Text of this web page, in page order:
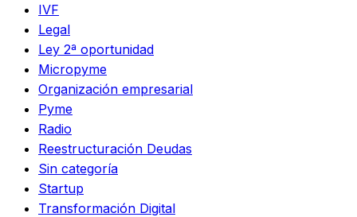
IVF
Legal
Ley 2ª oportunidad
Micropyme
Organización empresarial
Pyme
Radio
Reestructuración Deudas
Sin categoría
Startup
Transformación Digital